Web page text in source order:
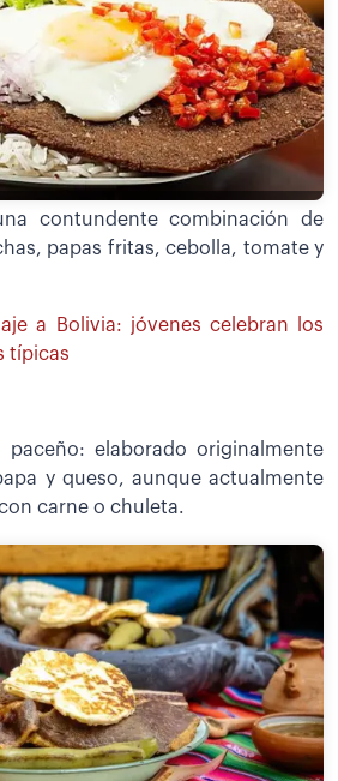
contundente combinación de
papas fritas, cebolla, tomate y
a Bolivia: jóvenes celebran los
típicas
elaborado originalmente
y queso, aunque actualmente
carne o chuleta.